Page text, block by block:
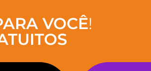
VOCÊ!